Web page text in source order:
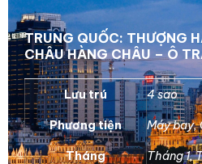
TRUNG QUỐC: THƯỢNG
CHÂU HÀNG CHÂU – Ô
Lưu trú 4 sao
Phương tiện Máy bay,
Tháng Tháng 1,